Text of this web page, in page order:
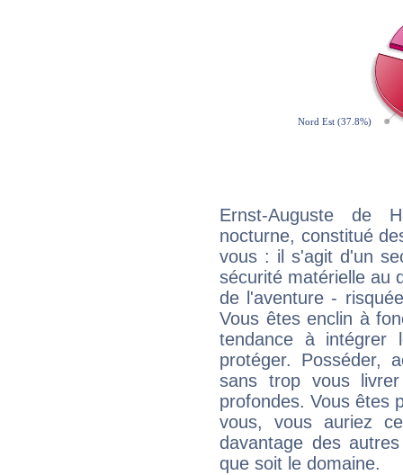
Ernst-Auguste de
nocturne, constitué
vous : il s'agit d'un
sécurité matérielle au
de l'aventure -
Vous êtes enclin à
tendance à
protéger. Posséder,
sans trop vous
profondes. Vous êtes
vous, vous auriez
davantage des
que soit le domaine.